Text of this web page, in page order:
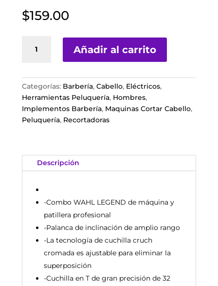
$159.00
Combo
patillera
LEGEND
PROFESIONAL
REFERENCIA
cantidad
Añadir al carrito
Categorías: Barbería, Cabello, Eléctricos,
Herramientas Peluquería, Hombres,
Implementos Barbería, Maquinas Cortar Cabello,
Peluquería, Recortadoras
Descripción
-Combo WAHL LEGEND de máquina y
patillera profesional
-Palanca de inclinación de amplio rango
-La tecnología de cuchilla cruch
cromada es ajustable para eliminar la
superposición
-Cuchilla en T de gran precisión de 32